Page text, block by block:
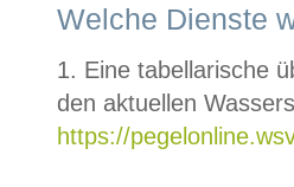
Welche Dienste
1. Eine tabellarische
den aktuellen
https://